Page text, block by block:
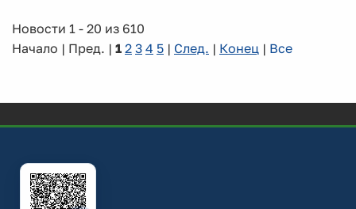
Новости 1 - 20 из 610
Начало | Пред. | 1 2 3 4 5 | След. | Конец | Все